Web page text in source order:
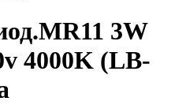
3W
4000K (LB-